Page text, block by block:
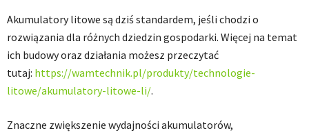
Akumulatory litowe są dziś standardem, jeśli chodzi o
rozwiązania dla różnych dziedzin gospodarki. Więcej na temat
ich budowy oraz działania możesz przeczytać
tutaj: https://wamtechnik.pl/produkty/technologie-
litowe/akumulatory-litowe-li/.
Znaczne zwiększenie wydajności akumulatorów,